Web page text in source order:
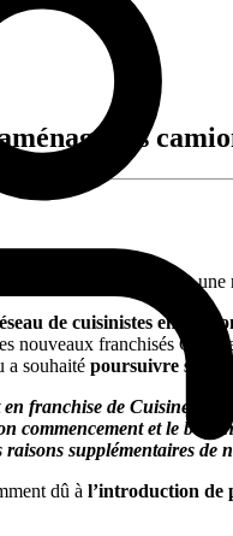
ses
à ses camions magasins
de cuisinistes en
nouveaux franchisés
a souhaité poursuivre son
franchise de Cuisines
commencement et le
supplémentaires de
dû à l’introduction de